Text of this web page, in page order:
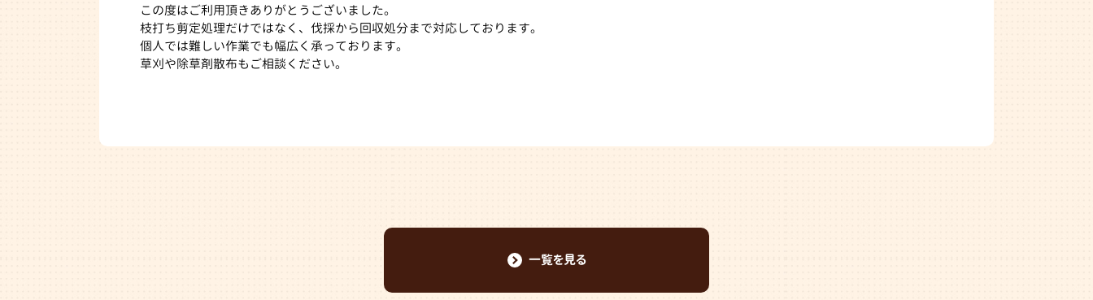
この度はご利用頂きありがとうございました。
枝打ち剪定処理だけではなく、伐採から回収処分まで対応しております。
個人では難しい作業でも幅広く承っております。
草刈や除草剤散布もご相談ください。
一覧を見る